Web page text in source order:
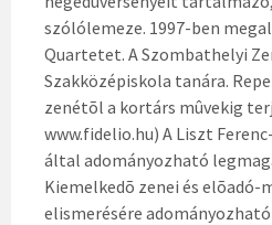
szólólemeze. 1997-ben
Quartetet. A Szombathelyi
Szakközépiskola tanára.
zenétõl a kortárs mûvekig
www.fidelio.hu) A Liszt
által adományozható
Kiemelkedõ zenei és elõadó-
elismerésére